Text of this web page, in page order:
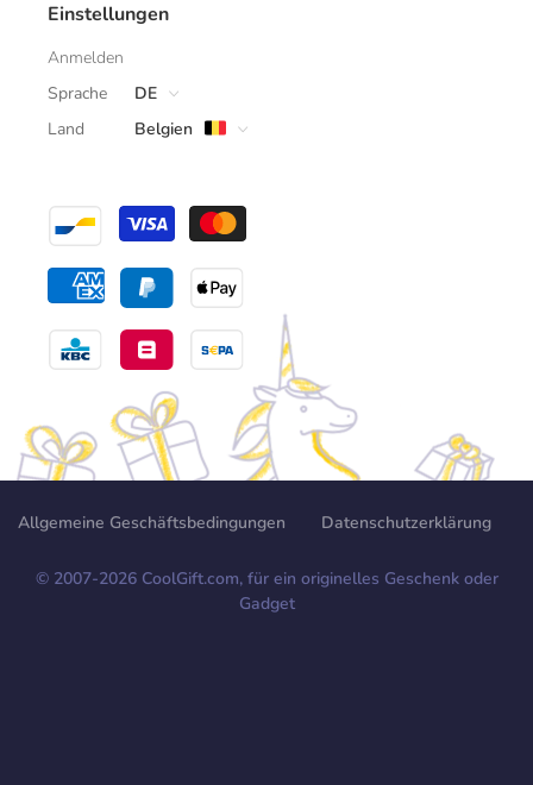
Einstellungen
Anmelden
Sprache
DE
Land
Belgien
Allgemeine Geschäftsbedingungen Datenschutzerklärung
© 2007-2026CoolGift.com, für ein originelles Geschenk oder
Gadget